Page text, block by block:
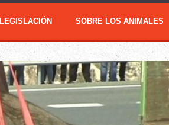
LEGISLACIÓN SOBRE LOS ANIMALES